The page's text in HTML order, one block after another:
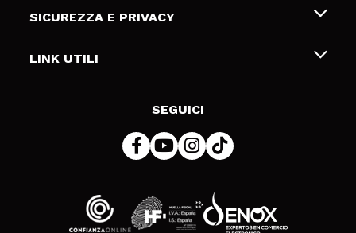
Gift Cards
Spedizioni & Resi
Metodi di pagamamento
SICUREZZA E PRIVACY
Termini e condizioni
LINK UTILI
SEGUICI